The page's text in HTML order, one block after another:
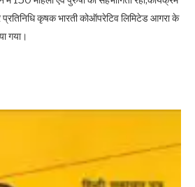
कृषक भारती कोऑपरेटिव लिमिटेड आगरा के
गया।